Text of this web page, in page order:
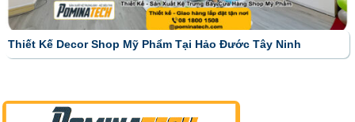
Thiết Kế Decor Shop Mỹ Phẩm Tại Hảo Đước Tây Ninh